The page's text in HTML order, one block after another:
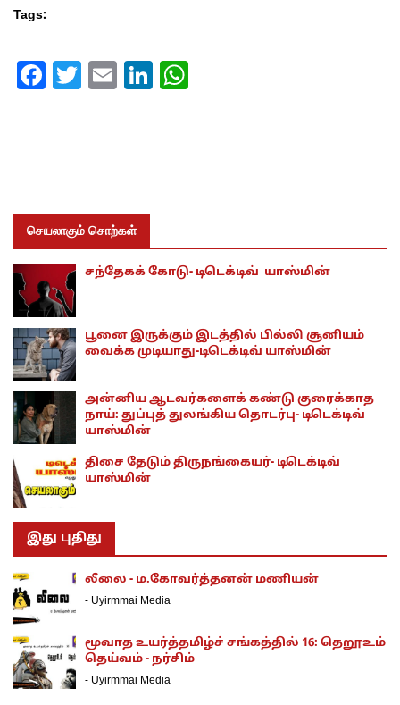
Tags:
Facebook
Twitter
EmailLinkedIn
செயலாகும் சொற்கள்
சந்தேகக் கோடு- டிடெக்டிவ் யாஸ்மின்
பூனை இருக்கும் இடத்தில் பில்லி சூனியம்
வைக்க முடியாது-டிடெக்டிவ் யாஸ்மின்
அன்னிய ஆடவர்களைக் கண்டு குரைக்காத
நாய்: துப்புத் துலங்கிய தொடர்பு- டிடெக்டிவ்
யாஸ்மின்
திசை தேடும் திருநங்கையர்- டிடெக்டிவ்
யாஸ்மின்
இது புதிது
லீலை - ம.கோவர்த்தனன் மணியன்
- Uyirmmai Media
மூவாத உயர்த்தமிழ்ச் சங்கத்தில் 16: தெறூஉம்
தெய்வம் - நர்சிம்
- Uyirmmai Media